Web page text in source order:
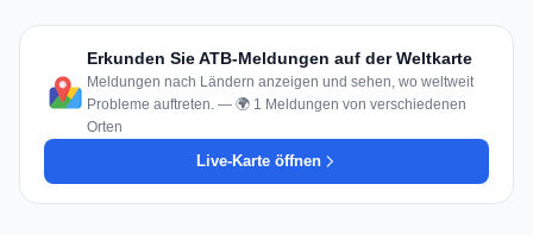
Erkunden Sie ATB-Meldungen auf der Weltkarte
Meldungen nach Ländern anzeigen und sehen, wo weltweit
Probleme auftreten. — 🌍 1 Meldungen von verschiedenen
Orten
Live-Karte öffnen